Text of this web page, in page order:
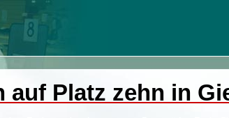
Platz zehn in